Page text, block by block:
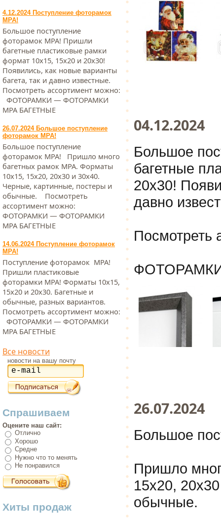
4.12.2024 Поступление фоторамок
МРА!
Большое поступление
фоторамок МРА! Пришли
багетные пластиковые рамки
формат 10х15, 15х20 и 20х30!
Появились, как новые варианты
багета, так и давно известные.
Посмотреть ассортимент можно:
ФОТОРАМКИ — ФОТОРАМКИ
МРА БАГЕТНЫЕ
26.07.2024 Большое поступление
фоторамок МРА!
Большое поступление
фоторамок МРА! Пришло много
багетных рамок МРА. Форматы
10х15, 15х20, 20х30 и 30х40.
Черные, картинные, постеры и
обычные. Посмотреть
ассортимент можно:
ФОТОРАМКИ — ФОТОРАМКИ
МРА БАГЕТНЫЕ
14.06.2024 Поступление фоторамок
МРА!
Поступление фоторамок МРА!
Пришли пластиковые
фоторамки МРА! Форматы 10х15,
15х20 и 20х30. Багетные и
обычные, разных вариантов.
Посмотреть ассортимент можно:
ФОТОРАМКИ — ФОТОРАМКИ
МРА БАГЕТНЫЕ
Все новости
новости на вашу почту
Спрашиваем
Оцените наш сайт:
Отлично
Хорошо
Средне
Нужно что то менять
Не понравился
Хиты продаж
04.12.2024
Большое
багетные
20х30!
давно
Посмотреть
26.07.2024
Большое
Пришло
15х20,
обычные.